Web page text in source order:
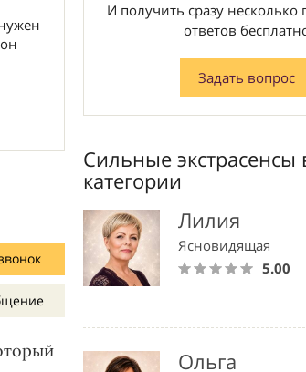
И получить сразу
ответов
Задать вопрос
Сильные экстрасенсы
категории
Лилия
Ясновидящая
5.00
Ольга